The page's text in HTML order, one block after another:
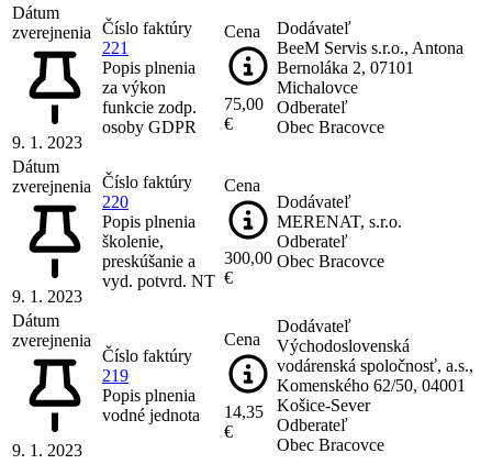
Dátum
zverejnenia
9. 1. 2023
Číslo faktúry
221
Popis plnenia
za výkon
funkcie zodp.
osoby GDPR
Cena
75,00
€
Dodávateľ
BeeM Servis s.r.o., Antona
Bernoláka 2, 07101
Michalovce
Odberateľ
Obec Bracovce
Dátum
zverejnenia
9. 1. 2023
Číslo faktúry
220
Popis plnenia
školenie,
preskúšanie a
vyd. potvrd. NT
Cena
300,00
€
Dodávateľ
MERENAT, s.r.o.
Odberateľ
Obec Bracovce
Dátum
zverejnenia
9. 1. 2023
Číslo faktúry
219
Popis plnenia
vodné jednota
Cena
14,35
€
Dodávateľ
Východoslovenská
vodárenská spoločnosť, a.s.,
Komenského 62/50, 04001
Košice-Sever
Odberateľ
Obec Bracovce